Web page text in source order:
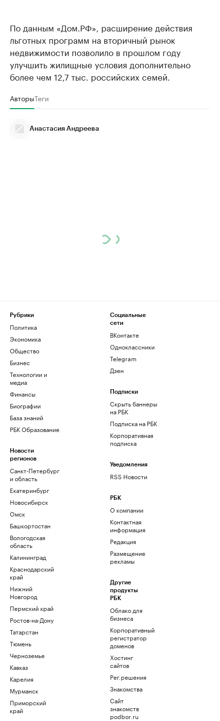
По данным «Дом.РФ», расширение действия
льготных программ на вторичный рынок
недвижимости позволило в прошлом году
улучшить жилищные условия дополнительно
более чем 12,7 тыс. российских семей.
АвторыТеги
Анастасия Андреева
Рубрики
Политика
Экономика
Общество
Бизнес
Технологии и
медиа
Финансы
Биографии
База знаний
РБК Образование
Новости
регионов
Санкт-Петербург
и область
Екатеринбург
Новосибирск
Омск
Башкортостан
Вологодская
область
Калининград
Краснодарский
край
Нижний
Новгород
Пермский край
Ростов-на-Дону
Татарстан
Тюмень
Черноземье
Кавказ
Карелия
Мурманск
Приморский
край
Социальные
сети
ВКонтакте
Одноклассники
Telegram
Дзен
Подписки
Скрыть баннеры
на РБК
Подписка на РБК
Корпоративная
подписка
Уведомления
RSS Новости
РБК
О компании
Контактная
информация
Редакция
Размещение
рекламы
Другие
продукты
РБК
Облако для
бизнеса
Корпоративный
регистратор
доменов
Хостинг
сайтов
Рег.решения
Знакомства
Сайт
знакомств
podbor.ru